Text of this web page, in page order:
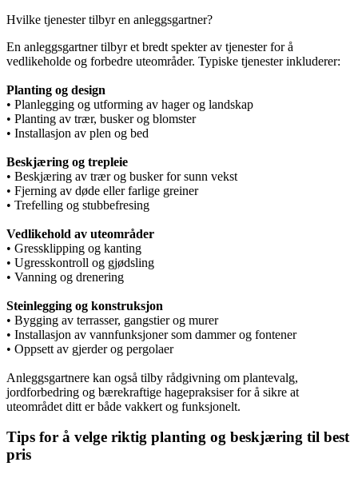
Hvilke tjenester tilbyr en anleggsgartner?
En anleggsgartner tilbyr et bredt spekter av tjenester for å
vedlikeholde og forbedre uteområder. Typiske tjenester inkluderer:
Planting og design
• Planlegging og utforming av hager og landskap
• Planting av trær, busker og blomster
• Installasjon av plen og bed
Beskjæring og trepleie
• Beskjæring av trær og busker for sunn vekst
• Fjerning av døde eller farlige greiner
• Trefelling og stubbefresing
Vedlikehold av uteområder
• Gressklipping og kanting
• Ugresskontroll og gjødsling
• Vanning og drenering
Steinlegging og konstruksjon
• Bygging av terrasser, gangstier og murer
• Installasjon av vannfunksjoner som dammer og fontener
• Oppsett av gjerder og pergolaer
Anleggsgartnere kan også tilby rådgivning om plantevalg,
jordforbedring og bærekraftige hagepraksiser for å sikre at
uteområdet ditt er både vakkert og funksjonelt.
Tips for å velge riktig planting og beskjæring til best
pris